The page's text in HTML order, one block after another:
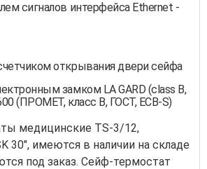
сигналов интерфейса Ethernet -
открывания двери сейфа
замком LA GARD (class B,
(ПРОМЕТ, класс В, ГОСТ, ECB-S)
медицинские TS-3/12,
30", имеются в наличии на складе
под заказ. Сейф-термостат